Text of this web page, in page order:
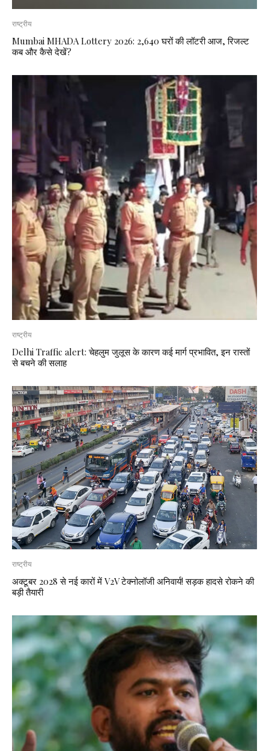
राष्ट्रीय
Mumbai MHADA Lottery 2026: 2,640 घरों की लॉटरी आज, रिजल्ट
कब और कैसे देखें?
राष्ट्रीय
Delhi Traffic alert: चेहलुम जुलूस के कारण कई मार्ग प्रभावित, इन रास्तों
से बचने की सलाह
राष्ट्रीय
अक्टूबर 2028 से नई कारों में V2V टेक्नोलॉजी अनिवार्य! सड़क हादसे रोकने की
बड़ी तैयारी